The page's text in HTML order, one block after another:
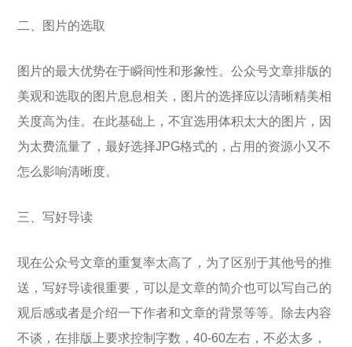
二、图片的选取
图片的最大优势在于瞬间性和形象性。公众号文章排版的
美观和选取的图片息息相关，图片的选择应以清晰精美相
关度高为佳。在此基础上，不宜选用体积太大的图片，因
为太费流量了，最好选择JPG格式的，占用的资源小又不
怎么影响清晰度。
三、写好导读
现在公众号文章的重复率太高了，为了区别于其他号的推
送，写好导读很重要，可以是文章的简介也可以写自己的
观后感或者是介绍一下作者和文章的背景等等。除去内容
不谈，在排版上要求控制字数，40-60左右，不必太多，